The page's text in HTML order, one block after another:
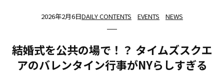
2026年2月6日DAILY CONTENTS EVENTS NEWS
結婚式を公共の場で！？ タイムズスクエ
アのバレンタイン行事がNYらしすぎる